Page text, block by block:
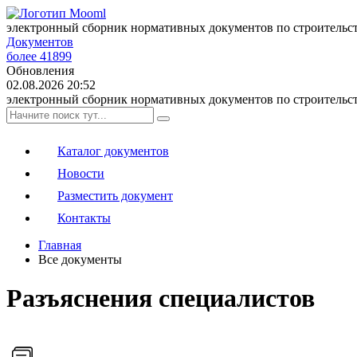
электронный сборник нормативных документов по
Документов
более 41899
Обновления
02.08.2026 20:52
электронный сборник нормативных документов по
Каталог документов
Новости
Разместить документ
Контакты
Главная
Все документы
Разъяснения специалистов